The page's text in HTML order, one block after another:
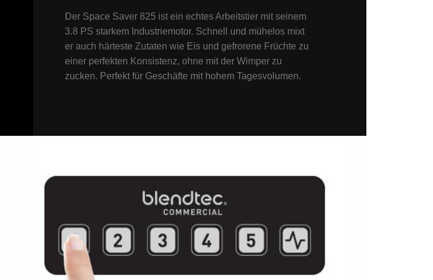
Der Space Saver 825 ist ein echtes Arbeitstier mit seinem
3.8 PS starkem Industriemotor. Schnell und mühelos mixt
er auch härteste Zutaten wie Eis und gefrorene Früchte zu
einer perfekten Konsistenz, ohne mit der Wimper zu
zucken. Perfekt für Geschäfte mit hohem Tagesvolumen.